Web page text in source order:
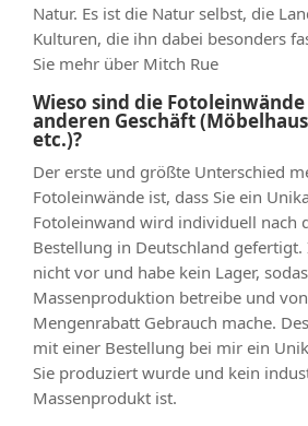
Natur. Es ist die Natur selbst, die
Kulturen, die ihn dabei besonders
Sie mehr über Mitch Rue
Wieso sind die
anderen Geschäft
etc.)?
Der erste und größte Unterschied
Fotoleinwände ist, dass Sie ein
Fotoleinwand wird individuell nach
Bestellung in Deutschland
nicht vor und habe kein Lager,
Massenproduktion betreibe und
Mengenrabatt Gebrauch mache.
mit einer Bestellung bei mir ein
Sie produziert wurde und kein
Massenprodukt ist.